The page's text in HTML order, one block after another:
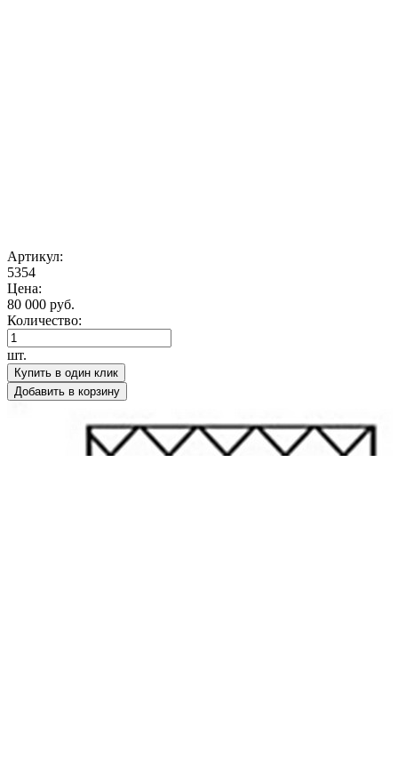
Артикул:
5354
Цена:
80 000 руб.
Количество:
шт.
Купить в один клик
Добавить в корзину